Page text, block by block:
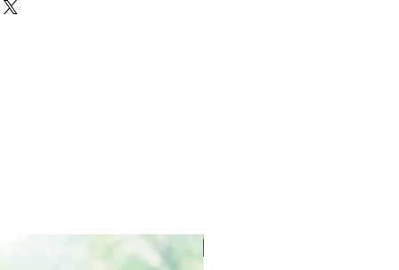
ORIGINAL PACKAGING with